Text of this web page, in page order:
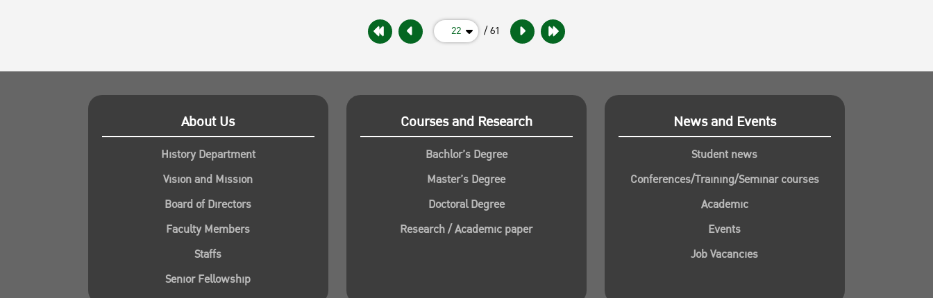
22 / 61
About Us
History Department
Vision and Mission
Board of Directors
Faculty Members
Staffs
Senior Fellowship
Courses and Research
Bachlor’s Degree
Master’s Degree
Doctoral Degree
Research / Academic paper
News and Events
Student news
Conferences/Training/Seminar courses
Academic
Events
Job Vacancies